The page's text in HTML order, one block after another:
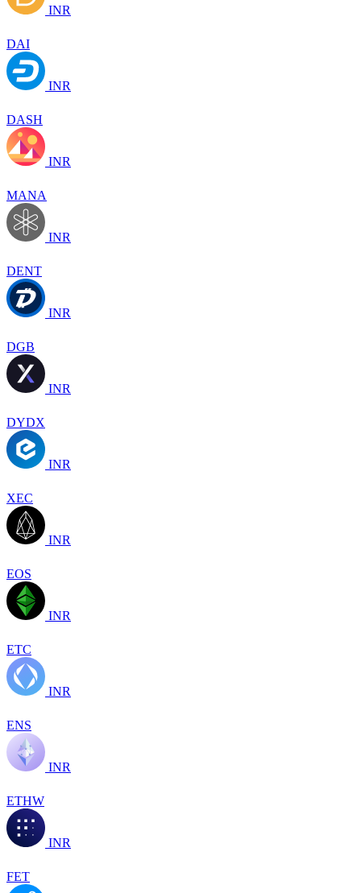
INR
DAI
INR
DASH
INR
MANA
INR
DENT
INR
DGB
INR
DYDX
INR
XEC
INR
EOS
INR
ETC
INR
ENS
INR
ETHW
INR
FET